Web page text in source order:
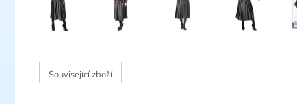
Související zboží